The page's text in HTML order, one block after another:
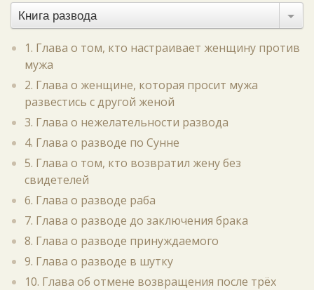
Книга развода
1. Глава о том, кто настраивает женщину против
мужа
2. Глава о женщине, которая просит мужа
развестись с другой женой
3. Глава о нежелательности развода
4. Глава о разводе по Сунне
5. Глава о том, кто возвратил жену без
свидетелей
6. Глава о разводе раба
7. Глава о разводе до заключения брака
8. Глава о разводе принуждаемого
9. Глава о разводе в шутку
10. Глава об отмене возвращения после трёх